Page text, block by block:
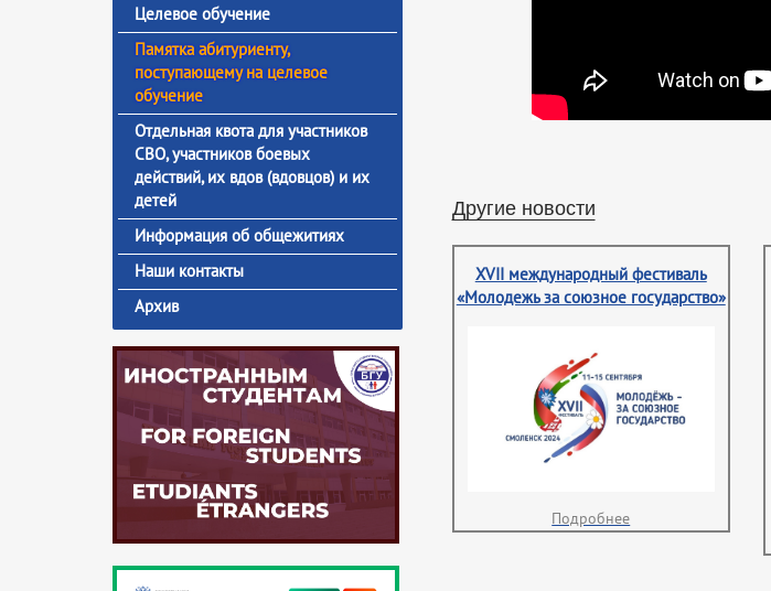
Целевое обучение
Памятка абитуриенту,
поступающему на целевое
обучение
Отдельная квота для участников
СВО, участников боевых
действий, их вдов (вдовцов) и их
детей
Информация об общежитиях
Наши контакты
Архив
Другие новости
XVII международный фестиваль
«Молодежь за союзное государство»
Подробнее